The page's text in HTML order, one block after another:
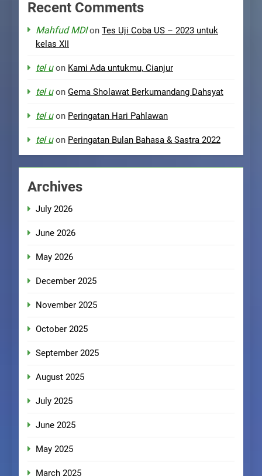
Recent Comments
Mahfud MDIon Tes Uji Coba US – 2023 untuk
kelas XII
tel uon Kami Ada untukmu, Cianjur
tel uon Gema Sholawat Berkumandang Dahsyat
tel uon Peringatan Hari Pahlawan
tel uon Peringatan Bulan Bahasa & Sastra 2022
Archives
July 2026
June 2026
May 2026
December 2025
November 2025
October 2025
September 2025
August 2025
July 2025
June 2025
May 2025
March 2025